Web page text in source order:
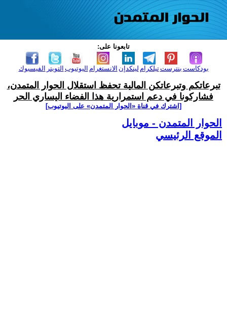
تابعونا على:
الفيسبوك التويتر اليوتيوب الانستغرام لينكدإن تيلكرامبنترست بودكاست
تبرعاتكم وتبرعاتكن المالية تحفظ استقلال الحوار المتمدن،
فشاركونا في دعم استمرارية هذا الفضاء اليساري الحر
[اشترك في قناة ‫«الحوار المتمدن» على اليوتيوب]
الحوار المتمدن - موبايل
الموقع الرئيسي